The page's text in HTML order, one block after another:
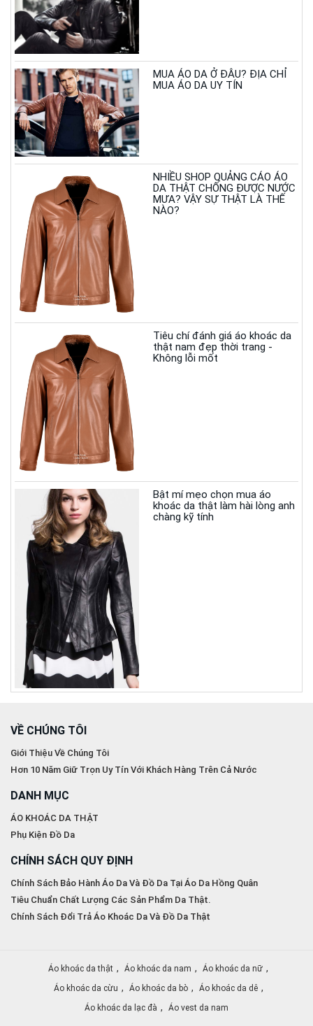
MUA ÁO DA Ở ĐÂU? ĐỊA CHỈ
MUA ÁO DA UY TÍN
NHIỀU SHOP QUẢNG CÁO ÁO
DA THẬT CHỐNG ĐƯỢC NƯỚC
MƯA? VẬY SỰ THẬT LÀ THẾ
NÀO?
Tiêu chí đánh giá áo khoác da
thật nam đẹp thời trang -
Không lỗi mốt
Bật mí mẹo chọn mua áo
khoác da thật làm hài lòng anh
chàng kỹ tính
VỀ CHÚNG TÔI
Giới Thiệu Về Chúng Tôi
Hơn 10 Năm Giữ Trọn Uy Tín Với Khách Hàng Trên Cả Nước
DANH MỤC
ÁO KHOÁC DA THẬT
Phụ Kiện Đồ Da
CHÍNH SÁCH QUY ĐỊNH
Chính Sách Bảo Hành Áo Da Và Đồ Da Tại Áo Da Hồng Quân
Tiêu Chuẩn Chất Lượng Các Sản Phẩm Da Thật.
Chính Sách Đổi Trả Áo Khoác Da Và Đồ Da Thật
Áo khoác da thật , Áo khoác da nam , Áo khoác da nữ ,
Áo khoác da cừu , Áo khoác da bò , Áo khoác da dê ,
Áo khoác da lạc đà , Áo vest da nam